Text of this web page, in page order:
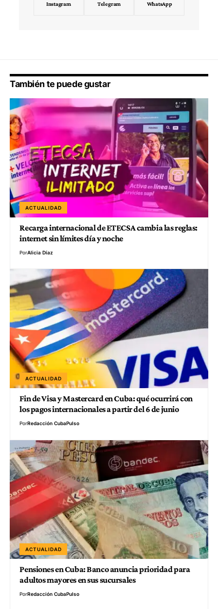
Instagram Telegram WhatsApp
También te puede gustar
ACTUALIDAD
Recarga internacional de ETECSA cambia las reglas:
internet sin límites día y noche
PorAlicia Díaz
ACTUALIDAD
Fin de Visa y Mastercard en Cuba: qué ocurrirá con
los pagos internacionales a partir del 6 de junio
PorRedacción CubaPulso
ACTUALIDAD
Pensiones en Cuba: Banco anuncia prioridad para
adultos mayores en sus sucursales
PorRedacción CubaPulso